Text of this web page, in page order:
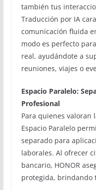
también tus
Traducción por IA
comunicación fluida
modo es perfecto
real, ayudándote a
reuniones, viajes o
Espacio Paralelo:
Profesional
Para quienes valoran
Espacio Paralelo
separado para
laborales. Al ofrecer
bancario, HONOR
protegida, brindando